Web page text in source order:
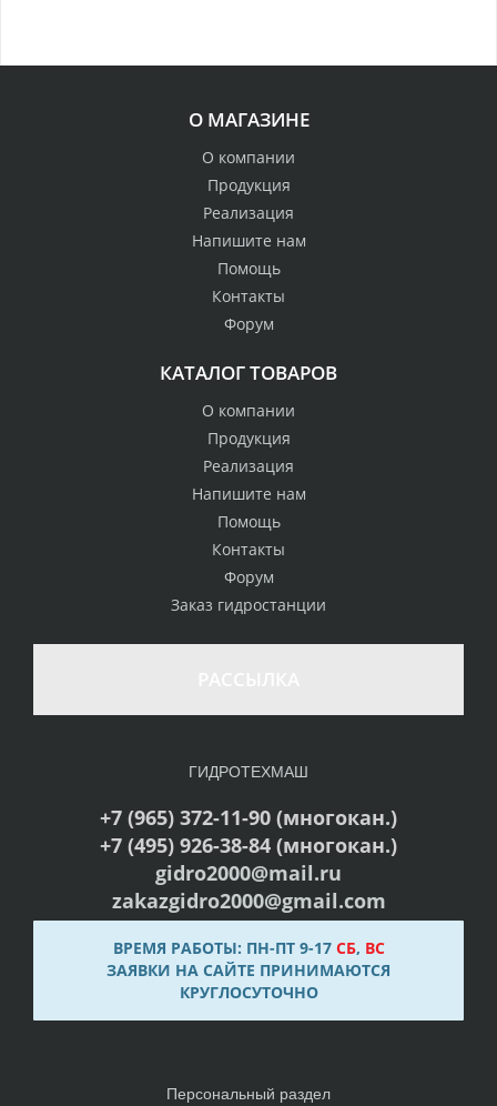
О МАГАЗИНЕ
О компании
Продукция
Реализация
Напишите нам
Помощь
Контакты
Форум
КАТАЛОГ ТОВАРОВ
О компании
Продукция
Реализация
Напишите нам
Помощь
Контакты
Форум
Заказ гидростанции
ГИДРОТЕХМАШ
+7 (965) 372-11-90 (многокан.)
+7 (495) 926-38-84 (многокан.)
gidro2000@mail.ru
zakazgidro2000@gmail.com
ВРЕМЯ РАБОТЫ: ПН-ПТ 9-17 СБ, ВС
ЗАЯВКИ НА САЙТЕ ПРИНИМАЮТСЯ
КРУГЛОСУТОЧНО
Персональный раздел